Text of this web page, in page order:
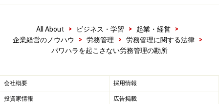
1 /3 次のページへ
All About > ビジネス・学習 > 起業・経営
>
企業経営のノウハウ
> 労務管理 > 労務管理に関する法律
>
パワハラを起こさない労務管理の勘所
会社概要 採用情報
投資家情報 広告掲載